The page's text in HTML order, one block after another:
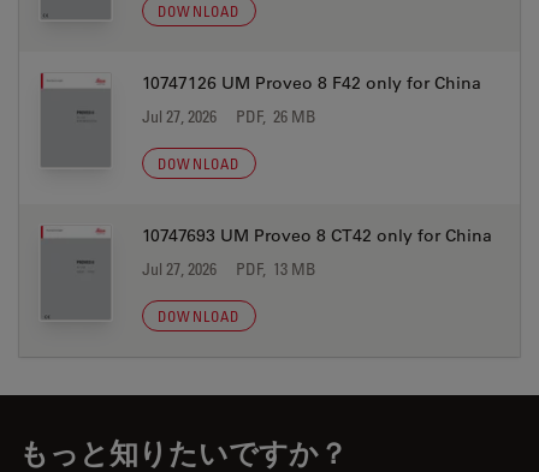
DOWNLOAD
10747126 UM Proveo 8 F42 only for China
Jul 27, 2026 PDF, 26 MB
DOWNLOAD
10747693 UM Proveo 8 CT42 only for China
Jul 27, 2026 PDF, 13 MB
DOWNLOAD
もっと知りたいですか？